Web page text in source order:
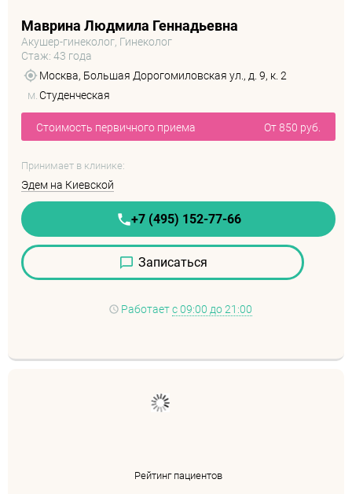
Маврина Людмила Геннадьевна
Акушер-гинеколог, Гинеколог
Стаж: 43 года
Москва, Большая Дорогомиловская ул., д. 9, к. 2
м. Студенческая
Стоимость первичного приема От 850 руб.
Принимает в клинике:
Эдем на Киевской
+7 (495) 152-77-66
Записаться
Работает с 09:00 до 21:00
Рейтинг пациентов